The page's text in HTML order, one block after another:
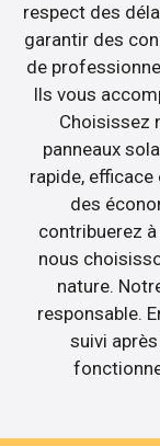
respect des
garantir des
de
Ils vous
Choisissez
panneaux
rapide,
des
contribuerez à
nous
nature.
responsable.
suivi